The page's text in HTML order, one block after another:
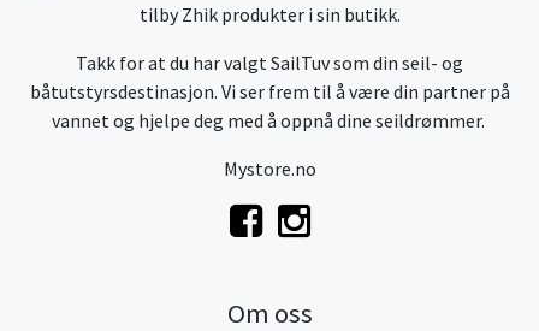
tilby Zhik produkter i sin butikk.
Takk for at du har valgt SailTuv som din seil- og
båtutstyrsdestinasjon. Vi ser frem til å være din partner på
vannet og hjelpe deg med å oppnå dine seildrømmer.
Mystore.no
Om oss